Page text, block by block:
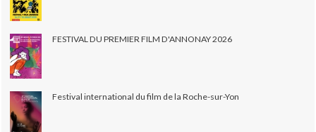
FESTIVAL DU PREMIER FILM D'ANNONAY 2026
Festival international du film de la Roche-sur-Yon